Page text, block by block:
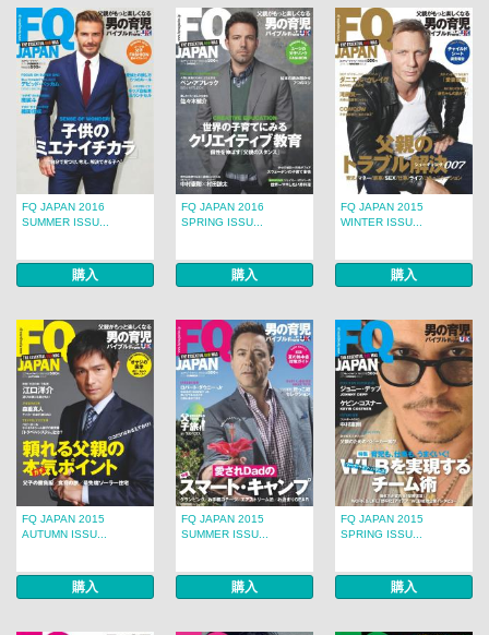
FQ JAPAN 2016
SUMMER ISSU...
購入
FQ JAPAN 2016
SPRING ISSU...
購入
FQ JAPAN 2015
WINTER ISSU...
購入
FQ JAPAN 2015
AUTUMN ISSU...
購入
FQ JAPAN 2015
SUMMER ISSU...
購入
FQ JAPAN 2015
SPRING ISSU...
購入